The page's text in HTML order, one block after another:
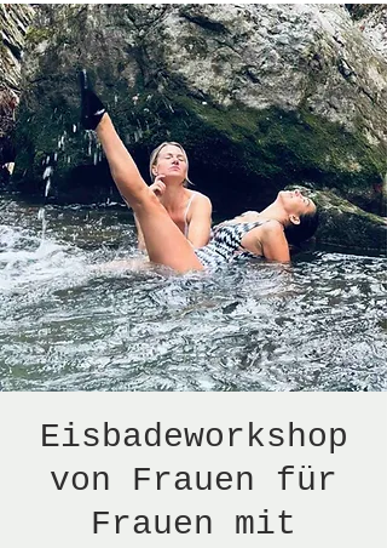
Eisbadeworkshop
von Frauen für
Frauen mit